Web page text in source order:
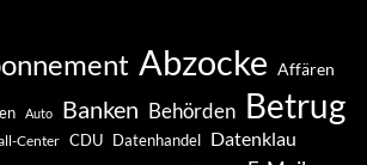
Abzocke Affären
Auto Banken Behörden Betrug
Center CDU Datenhandel Datenklau